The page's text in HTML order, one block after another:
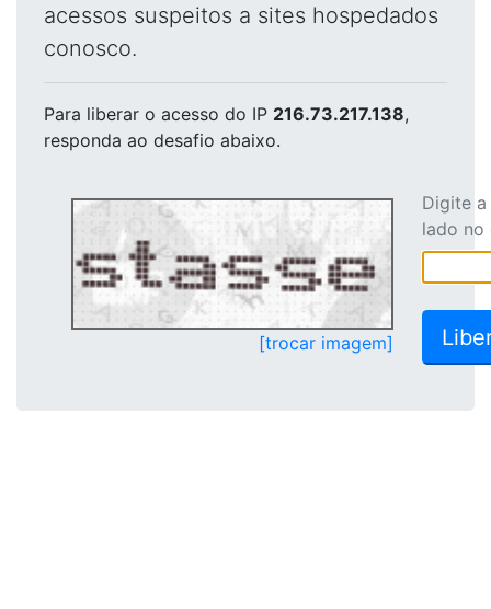
acessos suspeitos a sites hospedados
conosco.
Para liberar o acesso do IP 216.73.217.138,
responda ao desafio abaixo.
[trocar imagem]
Digite
lado no